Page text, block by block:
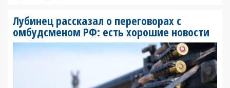
Лубинец рассказал о переговорах с
омбудсменом РФ: есть хорошие новости